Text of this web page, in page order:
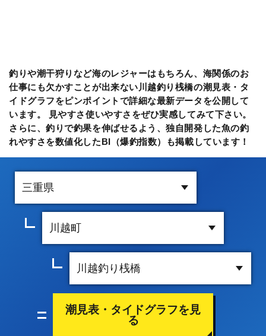
釣りや潮干狩りなど海のレジャーはもちろん、海関係のお
仕事にも欠かすことが出来ない川越釣り桟橋の潮見表・タ
イドグラフをピンポイントで詳細な最新データを公開して
います。 見やすさ使いやすさをぜひ実感してみて下さい。
さらに、釣りで釣果を伸ばせるよう、独自開発した魚の釣
れやすさを数値化したBI（爆釣指数）も掲載しています！
潮見表・タイドグラフを見
る